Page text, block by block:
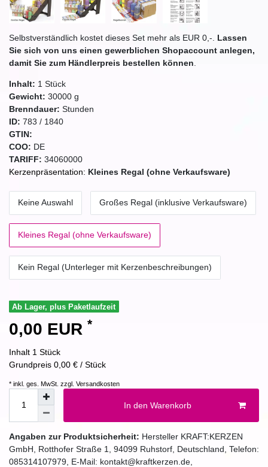
Selbstverständlich kostet dieses Set mehr als EUR 0,-. Lassen
Sie sich von uns einen gewerblichen Shopaccount anlegen,
damit Sie zum Händlerpreis bestellen können
Inhalt: 1 Stück
Gewicht: 30000 g
Brenndauer: Stunden
ID: 783 / 1840
GTIN:
COO: DE
TARIFF: 34060000
Kerzenpräsentation: Kleines Regal (ohne Verkaufsware)
Keine Auswahl Großes Regal (inklusive Verkaufsware)
Kleines Regal (ohne Verkaufsware)
Kein Regal (Unterleger mit Kerzenbeschreibungen)
Ab Lager, plus Paketlaufzeit
0,00 EUR *
Inhalt 1 Stück
Grundpreis 0,00 € / Stück
* inkl. ges. MwSt. zzgl. Versandkosten
In den Warenkorb
Angaben zur Produktsicherheit: Hersteller KRAFT:KERZEN
GmbH
Rotthofer Straße 1 94099 Ruhstorf Deutschland , Telefon:
085314107979 , E-Mail: kontakt@kraftkerzen.de